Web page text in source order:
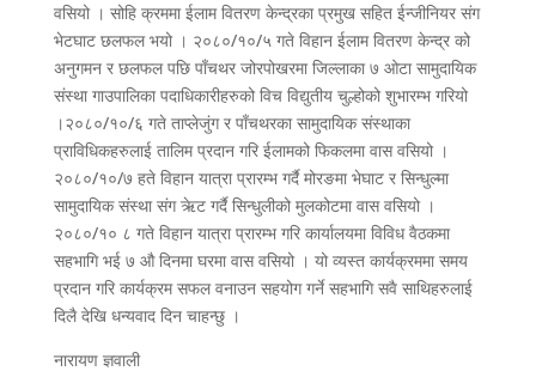
वसियो । सोहि क्रममा ईलाम वितरण केन्द्रका प्रमुख सहित ईन्जीनियर संग
भेटघाट छलफल भयो । २०८०/१०/५ गते विहान ईलाम वितरण केन्द्र को
अनुगमन र छलफल पछि पाँचथर जोरपोखरमा जिल्लाका ७ ओटा सामुदायिक
संस्था गाउपालिका पदाधिकारीहरुको विच विद्युतीय चुल्होको शुभारम्भ गरियो
।२०८०/१०/६ गते ताप्लेजुंग र पाँचथरका सामुदायिक संस्थाका
प्राविधिकहरुलाई तालिम प्रदान गरि ईलामको फिकलमा वास वसियो ।
२०८०/१०/७ हते विहान यात्रा प्रारम्भ गर्दै मोरङमा भेघाट र सिन्धुल्मा
सामुदायिक संस्था संग ऋेट गर्दै सिन्धुलीको मुलकोटमा वास वसियो ।
२०८०/१० ८ गते विहान यात्रा प्रारम्भ गरि कार्यालयमा विविध वैठकमा
सहभागि भई ७ औ दिनमा घरमा वास वसियो । यो व्यस्त कार्यक्रममा समय
प्रदान गरि कार्यक्रम सफल वनाउन सहयोग गर्ने सहभागि सवै साथिहरुलाई
दिलै देखि धन्यवाद दिन चाहन्छु ।
नारायण ज्ञवाली